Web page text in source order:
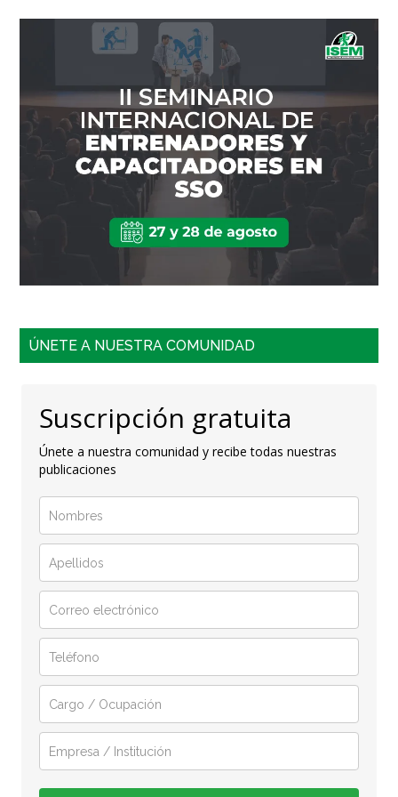
ÚNETE A NUESTRA COMUNIDAD
Suscripción gratuita
Únete a nuestra comunidad y recibe todas nuestras
publicaciones